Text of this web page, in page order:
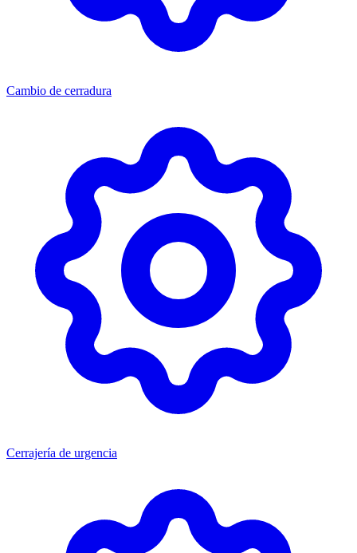
Cambio de cerradura
Cerrajería de urgencia